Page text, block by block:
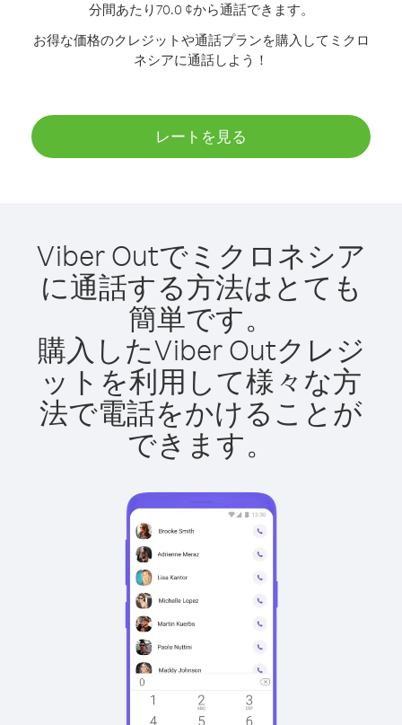
分間あたり70.0 ¢から通話できます。
お得な価格のクレジットや通話プランを購入してミクロ
ネシアに通話しよう！
レートを見る
Viber Outでミクロネシア
に通話する方法はとても
簡単です。
購入したViber Outクレジ
ットを利用して様々な方
法で電話をかけることが
できます。